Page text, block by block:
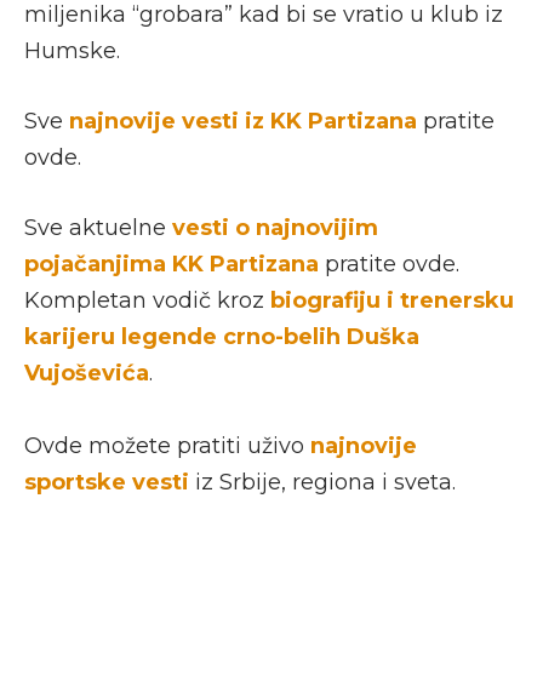
miljenika “grobara” kad bi se vratio u klub iz
Humske.
Sve najnovije vesti iz KK Partizana pratite
ovde.
Sve aktuelne vesti o najnovijim
pojačanjima KK Partizana pratite ovde.
Kompletan vodič kroz biografiju i trenersku
karijeru legende crno-belih Duška
Vujoševića.
Ovde možete pratiti uživo najnovije
sportske vesti iz Srbije, regiona i sveta.